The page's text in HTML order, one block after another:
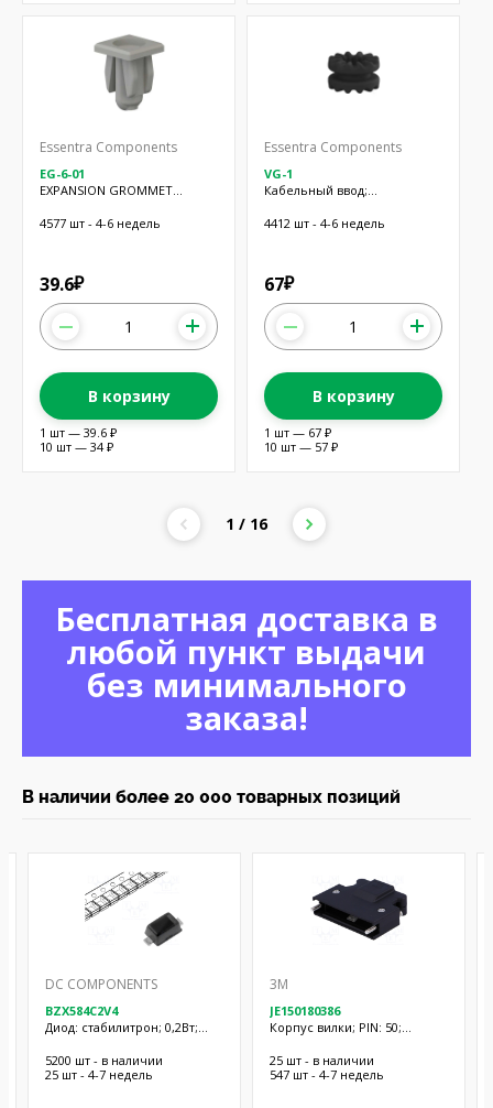
Essentra Components
EG-6-01
EXPANSION GROMMET
4577 шт - 4-6 недель
39.6₽
В корзину
1 шт — 39.6 ₽
10 шт — 34 ₽
Essentra Components
VG-1
Кабельный ввод;
черный; резина; H: 5,9мм
4412 шт - 4-6 недель
67₽
В корзину
1 шт — 67 ₽
10 шт — 57 ₽
1 / 16
Бесплатная доставка в
любой пункт выдачи
без минимального
заказа!
В наличии более 20 000 товарных позиций
DC COMPONENTS
BZX584C2V4
Диод: стабилитрон; 0,2Вт;
SOD523
5200 шт - в наличии
25 шт - 4-7 недель
3M
JE150180386
Корпус вилки; PIN: 50;
провод; Mini D Ribbon
25 шт - в наличии
547 шт - 4-7 недель